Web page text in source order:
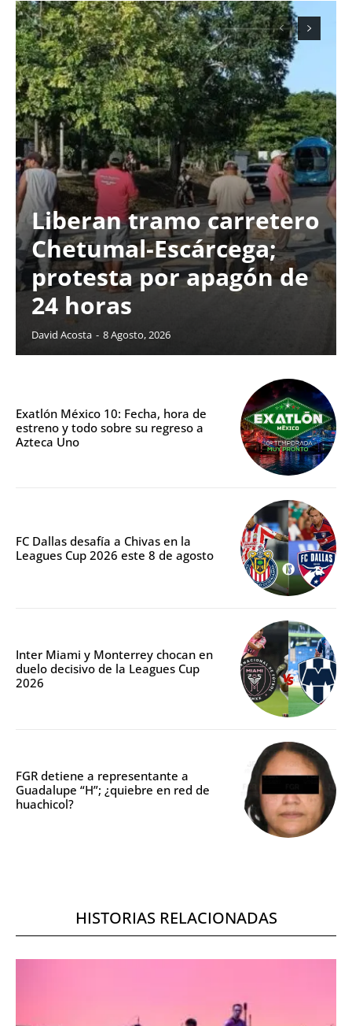
Liberan tramo carretero
Chetumal-Escárcega;
protesta por apagón de
24 horas
David Acosta - 8 Agosto, 2026
Exatlón México 10: Fecha, hora de
estreno y todo sobre su regreso a
Azteca Uno
FC Dallas desafía a Chivas en la
Leagues Cup 2026 este 8 de agosto
Inter Miami y Monterrey chocan en
duelo decisivo de la Leagues Cup
2026
FGR detiene a representante a
Guadalupe “H”; ¿quiebre en red de
huachicol?
HISTORIAS RELACIONADAS